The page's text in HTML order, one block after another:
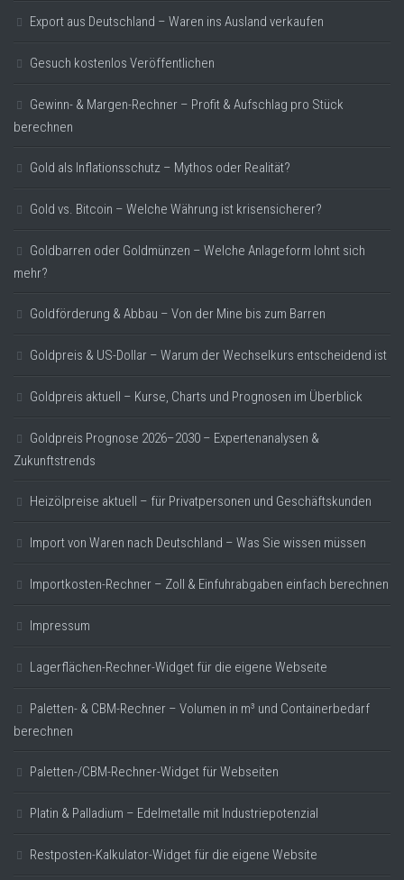
Export aus Deutschland – Waren ins Ausland verkaufen
Gesuch kostenlos Veröffentlichen
Gewinn- & Margen-Rechner – Profit & Aufschlag pro Stück
berechnen
Gold als Inflationsschutz – Mythos oder Realität?
Gold vs. Bitcoin – Welche Währung ist krisensicherer?
Goldbarren oder Goldmünzen – Welche Anlageform lohnt sich
mehr?
Goldförderung & Abbau – Von der Mine bis zum Barren
Goldpreis & US-Dollar – Warum der Wechselkurs entscheidend ist
Goldpreis aktuell – Kurse, Charts und Prognosen im Überblick
Goldpreis Prognose 2026–2030 – Expertenanalysen &
Zukunftstrends
Heizölpreise aktuell – für Privatpersonen und Geschäftskunden
Import von Waren nach Deutschland – Was Sie wissen müssen
Importkosten-Rechner – Zoll & Einfuhrabgaben einfach berechnen
Impressum
Lagerflächen-Rechner-Widget für die eigene Webseite
Paletten- & CBM-Rechner – Volumen in m³ und Containerbedarf
berechnen
Paletten-/CBM-Rechner-Widget für Webseiten
Platin & Palladium – Edelmetalle mit Industriepotenzial
Restposten-Kalkulator-Widget für die eigene Website